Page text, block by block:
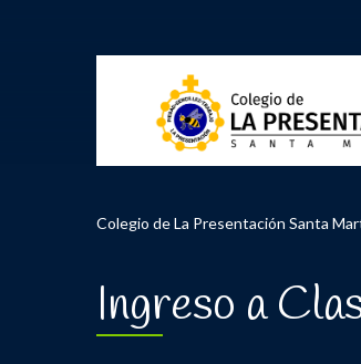
Colegio de La Presentación Santa
Ingreso a